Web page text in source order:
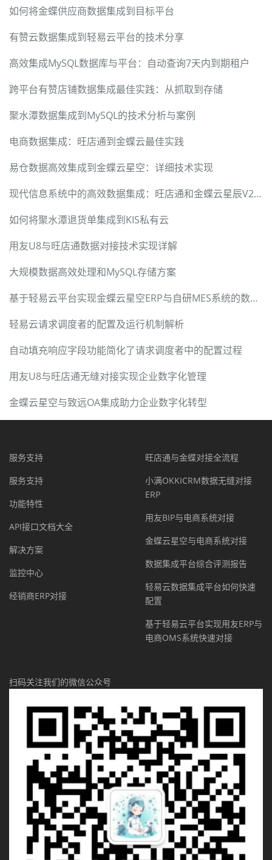
如何将金蝶供应商数据集成到目标平台
有赞云数据集成到轻易云平台的技术分享
高效集成MySQL数据库与平台：自动查询7天内到期租户
跨平台有赞店铺数据集成最佳实践：从抓取到存储
聚水潭数据集成到MySQL的技术分析与案例
电商数据集成：旺店通到金蝶云最佳实践
易仓数据高效集成到金蝶云星空：详细技术实现
现代信息系统中的高效数据集成：旺店通和金蝶云星辰V2的实践
如何将聚水潭退货单集成到KIS私有云
用友U8与旺店通数据对接技术实现详解
大规模数据高效处理和MySQL存储方案
基于轻易云平台实现金蝶云星空ERP与自研MES系统的数据集成
轻易云请求调度者的配置及运行机制解析
自动填充响应字段功能简化了请求调度者中的配置过程
用友U8与旺店通无缝对接实现企业数字化管理
金蝶云星空与致远OA集成助力企业数字化转型
服务支持
服务支持
功能特性
API接口文档大全
解决方案
监控中心
经销商ERP对接
旺店通与金蝶对接全流程
小满OKKICRM数据无缝对接
ERP
用友BIP与电商系统对接
金蝶云星空与电商系统对接
数据集成平台综合评测报告
轻易云数据集成平台如何快速
配置
基于轻易云平台实现用友ERP与
电商OMS系统快速对接
扫码关注我们的微信公众号